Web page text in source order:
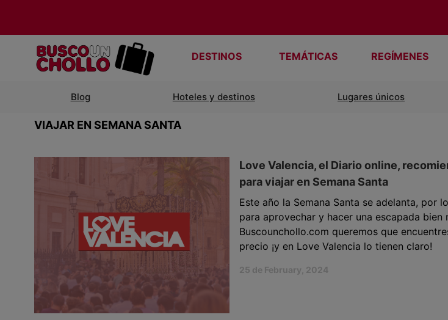
DESTINOS TEMÁTICAS REGÍMENES
Blog Hoteles y destinos Lugares únicos
VIAJAR EN SEMANA SANTA
Love Valencia, el Diario online,
para viajar en Semana Santa
Este año la Semana Santa se adelanta, por
para aprovechar y hacer una escapada bien
Buscounchollo.com queremos que
precio ¡y en Love Valencia lo tienen claro!
25 de February, 2024